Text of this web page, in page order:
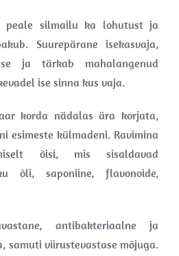
peale silmailu ka lohutust ja
Suurepärane isekasvaja,
ja tärkab mahalangenud
ise sinna kus vaja.
korda nädalas ära korjata,
esimeste külmadeni. Ravimina
õisi, mis sisaldavad
õli, saponiine, flavonoide,
antibakteriaalne ja
samuti viirustevastase mõjuga.